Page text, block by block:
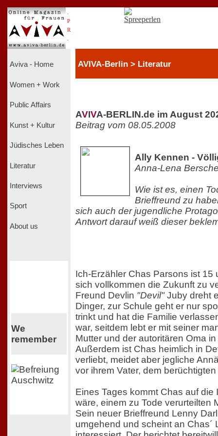
P
R
Aviva - Home
Women + Work
Public Affairs
Kunst + Kultur
Jüdisches Leben
Literatur
Interviews
Sport
About us
We
remember
AVIVA-Berlin > Literatur
AVIVA-BERLIN.de im August
Beitrag vom 08.05.2008
Ally Kennen -
Anna-Lena
Wie ist es, einen
Brieffreund zu
sich auch der jugendliche
Antwort darauf weiß dieser
Ich-Erzähler Chas Parsons ist 15
sich vollkommen die Zukunft zu
Freund Devlin "Devil"Juby dreht
Dinger, zur Schule geht er nur
trinkt und hat die Familie
war, seitdem lebt er mit seiner
Mutter und der autoritären Oma
Außerdem ist Chas heimlich in
verliebt, meidet aber jegliche
vor ihrem Vater, dem berüchtigten
Eines Tages kommt Chas auf die
wäre, einem zu Tode verurteilten
Sein neuer Brieffreund Lenny
umgehend und scheint an Chas´